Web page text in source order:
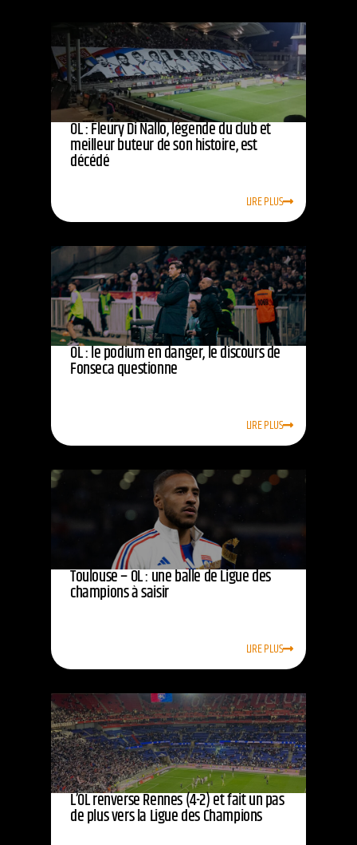
OL : Fleury Di Nallo, légende du club et
meilleur buteur de son histoire, est
décédé
LIRE PLUS
OL : le podium en danger, le discours de
Fonseca questionne
LIRE PLUS
Toulouse – OL : une balle de Ligue des
champions à saisir
LIRE PLUS
L’OL renverse Rennes (4-2) et fait un pas
de plus vers la Ligue des Champions